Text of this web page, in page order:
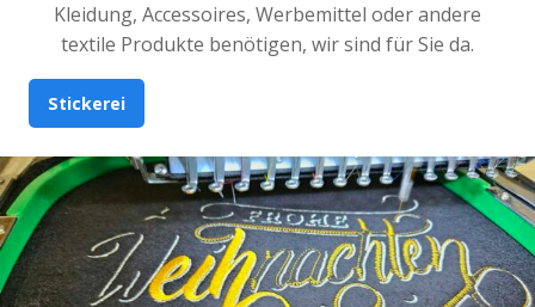
Kleidung, Accessoires, Werbemittel oder andere
textile Produkte benötigen, wir sind für Sie da.
Stickerei